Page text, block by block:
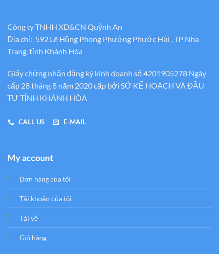
Công ty TNHH XD&CN Quỳnh An
Địa chỉ: 592 Lê Hồng Phong Phường Phước Hải , TP Nha
Trang, tỉnh Khánh Hòa
Giấy chứng nhận đăng ký kinh doanh số 4201905278 Ngày
cấp 28 tháng 8 năm 2020 cấp bới SỞ KẾ HOẠCH VÀ ĐẦU
TƯ TỈNH KHÁNH HÒA
CALL US E-MAIL
My account
Đơn hàng của tôi
Tải khoản của tôi
Tải về
Giỏ hàng